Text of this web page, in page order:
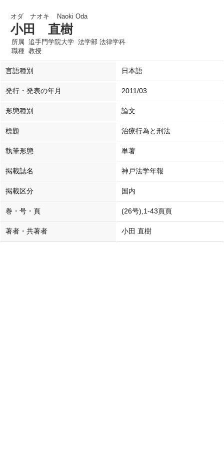
オダ ナオキ Naoki Oda
小田 直樹
所属 追手門学院大学 法学部 法律学科
職種 教授
言語種別 日本語
発行・発表の年月 2011/03
形態種別 論文
標題 治療行為と刑法
執筆形態 単著
掲載誌名 神戸法学年報
掲載区分 国内
巻・号・頁 (26号),1-43頁頁
著者・共著者 小田 直樹